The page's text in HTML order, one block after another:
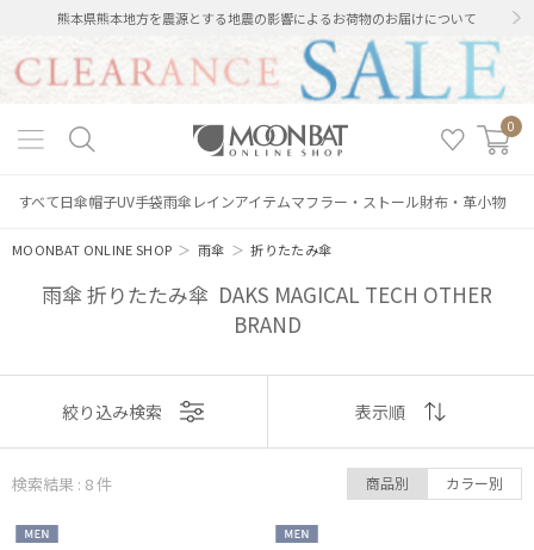
熊本県熊本地方を震源とする地震の影響によるお荷物のお届けについて
0
すべて日傘帽子UV手袋雨傘 レインアイテムマフラー・ストール財布・革小物
MOONBAT ONLINE SHOP ＞雨傘 ＞折りたたみ傘
雨傘 折りたたみ傘 DAKS MAGICAL TECH OTHER
BRAND
表示
おすすめ
絞り込み検索 表示順
検索結果 : 8件 商品別 カラー別